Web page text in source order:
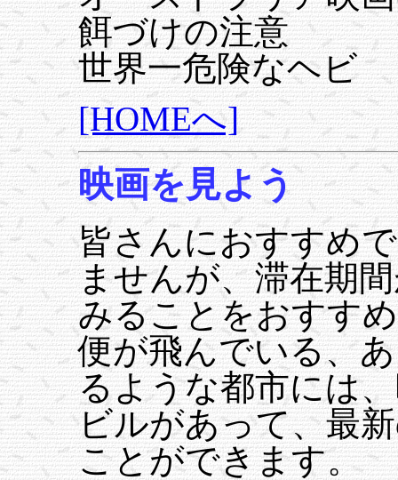
餌づけの注意
世界一危険なヘビ
[HOMEへ]
映画を見よう
皆さんにおすすめ
ませんが、滞在期
みることをおすす
便が飛んでいる、
るような都市には
ビルがあって、最
ことができます。